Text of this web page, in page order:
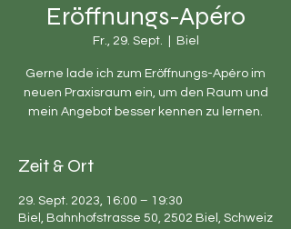
Eröffnungs-Apéro
Fr., 29. Sept. Biel
Gerne lade ich zum Eröffnungs-Apéro im
neuen Praxisraum ein, um den Raum und
mein Angebot besser kennen zu lernen.
Zeit & Ort
29. Sept. 2023, 16:00 – 19:30
Biel, Bahnhofstrasse 50, 2502 Biel, Schweiz